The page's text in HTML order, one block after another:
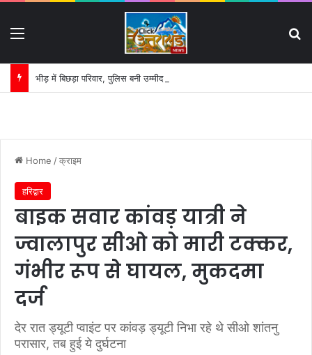
भीड़ में बिछड़ा परिवार, पुलिस बनी उम्मीद की डोर:
Home /क्राइम
हरिद्वार
बाइक सवार कांवड़ यात्री ने
ज्वालापुर सीओ को मारी टक्कर,
गंभीर रूप से घायल, मुकदमा
दर्ज
देर रात ड्यूटी प्वाइंट पर कांवड़ ड्यूटी निभा रहे थे सीओ शांतनु
परासार, तब हुई ये दुर्घटना